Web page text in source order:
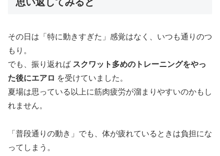
その日は「特に動きすぎた」感覚はなく、いつも通りのつ
もり。
でも、振り返れば スクワット多めのトレーニングをやっ
た後にエアロ を受けていました。
夏場は思っている以上に筋肉疲労が溜まりやすいのかもし
れません。
「普段通りの動き」でも、体が疲れているときは負担にな
ってしまう。